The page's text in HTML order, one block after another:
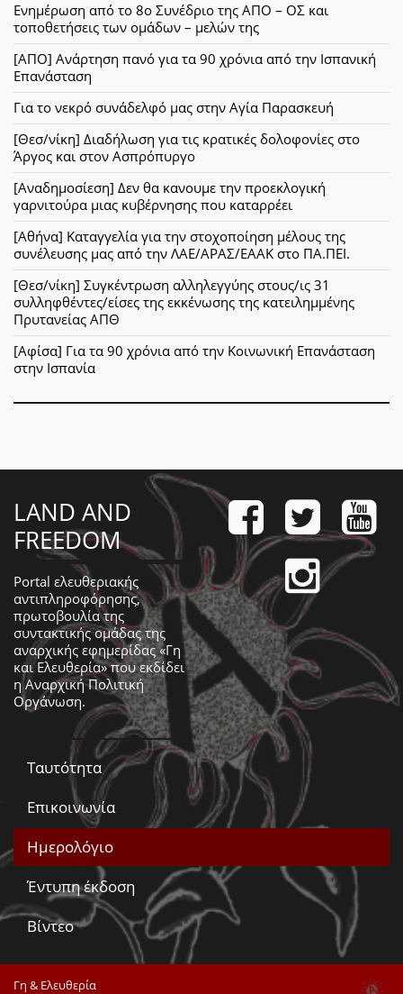
Ενημέρωση από το 8ο Συνέδριο της ΑΠΟ – ΟΣ και
τοποθετήσεις των ομάδων – μελών της
[ΑΠΟ] Ανάρτηση πανό για τα 90 χρόνια από την Ισπανική
Επανάσταση
Για το νεκρό συνάδελφό μας στην Αγία Παρασκευή
[Θεσ/νίκη] Διαδήλωση για τις κρατικές δολοφονίες στο
Άργος και στον Ασπρόπυργο
[Αναδημοσίεση] Δεν θα κανουμε την προεκλογική
γαρνιτούρα μιας κυβέρνησης που καταρρέει
[Αθήνα] Καταγγελία για την στοχοποίηση μέλους της
συνέλευσης μας από την ΛΑΕ/ΑΡΑΣ/ΕΑΑΚ στο ΠΑ.ΠΕΙ.
[Θεσ/νίκη] Συγκέντρωση αλληλεγγύης στους/ις 31
συλληφθέντες/είσες της εκκένωσης της κατειλημμένης
Πρυτανείας ΑΠΘ
[Αφίσα] Για τα 90 χρόνια από την Κοινωνική Επανάσταση
στην Ισπανία
LAND AND
FREEDOM
Portal ελευθεριακής
αντιπληροφόρησης,
πρωτοβουλία της
συντακτικής ομάδας της
αναρχικής εφημερίδας «Γη
και Ελευθερία» που εκδίδει
ηΑναρχική Πολιτική
Οργάνωση.
Ταυτότητα
Επικοινωνία
Ημερολόγιο
Έντυπη έκδοση
Βίντεο
Γη & Ελευθερία